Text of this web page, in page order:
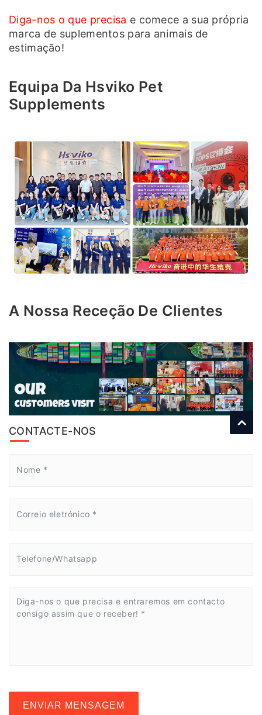
Diga-nos o que precisa e comece a sua própria
marca de suplementos para animais de
estimação!
Equipa Da Hsviko Pet
Supplements
A Nossa Receção De Clientes
CONTACTE-NOS
ENVIAR MENSAGEM